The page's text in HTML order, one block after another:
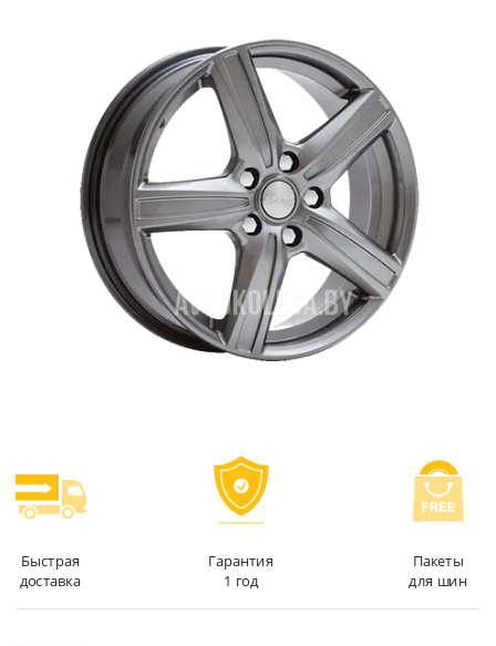
Быстрая
доставка
Гарантия
1 год
Пакеты
для шин